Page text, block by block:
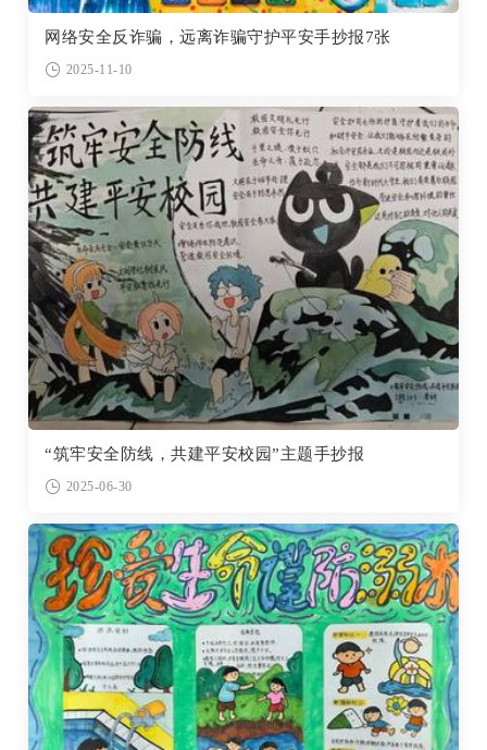
网络安全反诈骗，远离诈骗守护平安手抄报7张
2025-11-10
“筑牢安全防线，共建平安校园”主题手抄报
2025-06-30